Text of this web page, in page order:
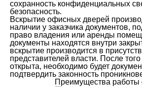
сохранность конфиденциальных
безопасность.
Вскрытие офисных дверей
наличии у заказчика документов,
право владения или аренды
документы находятся внутри
вскрытие производится в
представителей власти. После того
открыта, необходимо будет
подтвердить законность
Преимущества работы